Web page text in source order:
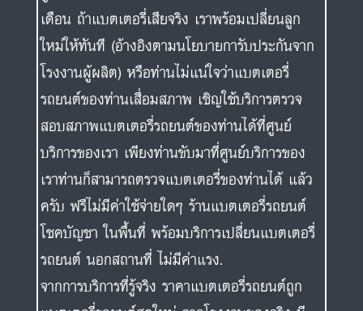
เดือน ถ้าแบตเตอรี่เสียจริง เราพร้อมเปลี่ยนลูก
ใหม่ให้ทันที (อ้างอิงตามนโยบายการับประกันจาก
โรงงานผู้ผลิต) หรือท่านไม่แน่ใจว่าแบตเตอรี่
รถยนต์ของท่านเสื่อมสภาพ เชิญใช้บริการตรวจ
สอบสภาพแบตเตอรี่รถยนต์ของท่านได้ที่ศูนย์
บริการของเรา เพียงท่านขับมาที่ศูนย์บริการของ
เราท่านก็สามารถตรวจแบตเตอรี่ของท่านได้ แล้ว
ครับ ฟรีไม่มีค่าใช้จ่ายใดๆ ร้านแบตเตอรี่รถยนต์
โชคบัญชา ในพื้นที่ พร้อมบริการเปลี่ยนแบตเตอรี่
รถยนต์ นอกสถานที่ ไม่มีค่าแรง.
จากการบริการที่รู้จริง ราคาแบตเตอรี่รถยนต์ถูก